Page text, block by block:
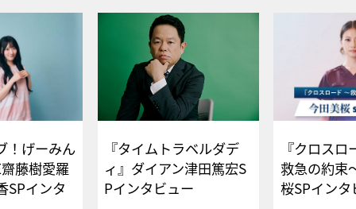
！げーみん
藤樹愛羅
SPインタ
『タイムトラベルダデ
ィ』ダイアン津田篤宏S
Pインタビュー
『クロス
救急の約束
桜SPイ